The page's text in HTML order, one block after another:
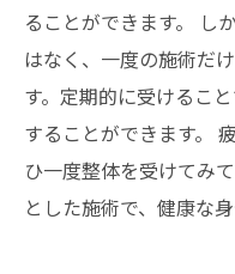
ることができます。 し
はなく、一度の施術だ
す。定期的に受けるこ
することができます。
ひ一度整体を受けてみ
とした施術で、健康な